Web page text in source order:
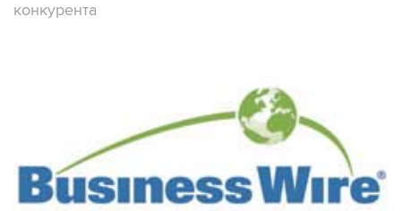
конкурента